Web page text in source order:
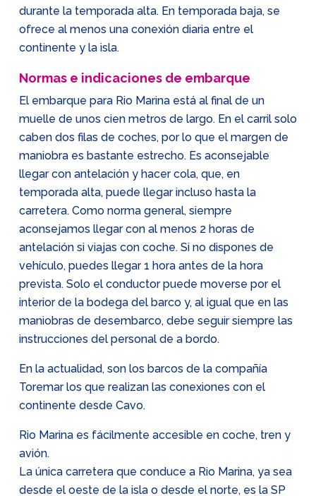
durante la temporada alta. En temporada baja, se
ofrece al menos una conexión diaria entre el
continente y la isla.
Normas e indicaciones de embarque
El embarque para Rio Marina está al final de un
muelle de unos cien metros de largo. En el carril solo
caben dos filas de coches, por lo que el margen de
maniobra es bastante estrecho. Es aconsejable
llegar con antelación y hacer cola, que, en
temporada alta, puede llegar incluso hasta la
carretera. Como norma general, siempre
aconsejamos llegar con al menos 2 horas de
antelación si viajas con coche. Si no dispones de
vehículo, puedes llegar 1 hora antes de la hora
prevista. Solo el conductor puede moverse por el
interior de la bodega del barco y, al igual que en las
maniobras de desembarco, debe seguir siempre las
instrucciones del personal de a bordo.
En la actualidad, son los barcos de la compañía
Toremar los que realizan las conexiones con el
continente desde Cavo.
Rio Marina es fácilmente accesible en coche, tren y
avión.
La única carretera que conduce a Rio Marina, ya sea
desde el oeste de la isla o desde el norte, es la SP